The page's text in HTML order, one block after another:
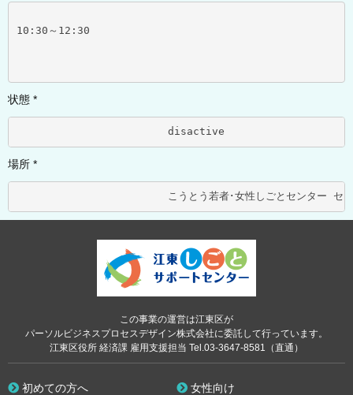
10:30～12:30
状態 *
場所 *
この事業の運営は江東区が
パーソルビジネスプロセスデザイン株式会社に委託して行っています。
江東区役所 経済課 雇用支援担当 Tel.03-3647-8581（直通）
初めての方へ 女性向け